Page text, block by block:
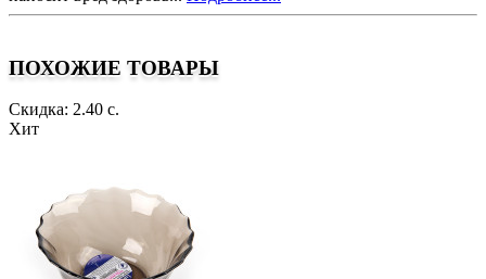
ПОХОЖИЕ ТОВАРЫ
Скидка: 2.40 с.
Хит